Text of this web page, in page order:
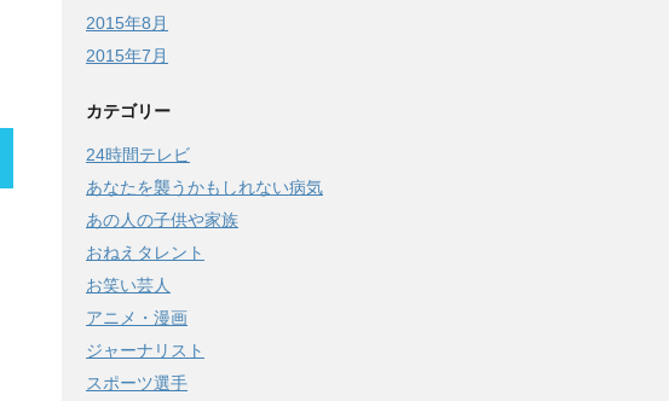
2015年8月
2015年7月
カテゴリー
24時間テレビ
あなたを襲うかもしれない病気
あの人の子供や家族
おねえタレント
お笑い芸人
アニメ・漫画
ジャーナリスト
スポーツ選手